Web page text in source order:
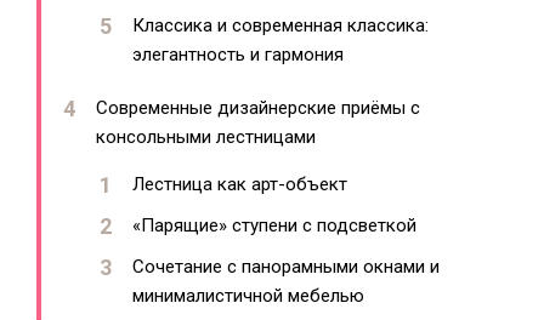
Классика и современная классика:
элегантность и гармония
Современные дизайнерские приёмы с
консольными лестницами
Лестница как арт-объект
«Парящие» ступени с подсветкой
Сочетание с панорамными окнами и
минималистичной мебелью